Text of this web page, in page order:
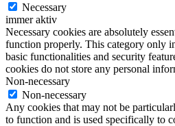
Necessary
immer aktiv
Necessary cookies are absolutely
function properly. This category only
basic functionalities and security
cookies do not store any personal
Non-necessary
Non-necessary
Any cookies that may not be
to function and is used specifically to